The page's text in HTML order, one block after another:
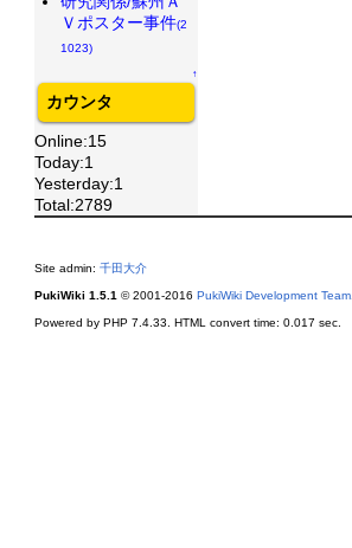
Ｖポスター事件(2
1023)
↑
カウンタ
Online:15
Today:1
Yesterday:1
Total:2789
Site admin: 千田大介
PukiWiki 1.5.1 © 2001-2016 PukiWiki Development Team
Powered by PHP 7.4.33. HTML convert time: 0.017 sec.